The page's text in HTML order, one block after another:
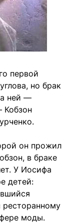
первой
но брак
ней —
Кобзон
он прожил
в браке
У Иосифа
детей:
ресторанному
моды.